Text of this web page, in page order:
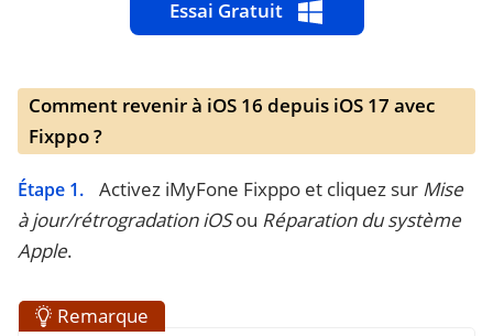
Essai Gratuit
Comment revenir à iOS 16 depuis iOS 17 avec
Fixppo ?
Étape 1. Activez iMyFone Fixppo et cliquez sur Mise
à jour/rétrogradation iOSou Réparation du système
Apple.
Remarque